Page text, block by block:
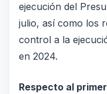
ejecución del
julio, así como los
control a la
en 2024.
Respecto al